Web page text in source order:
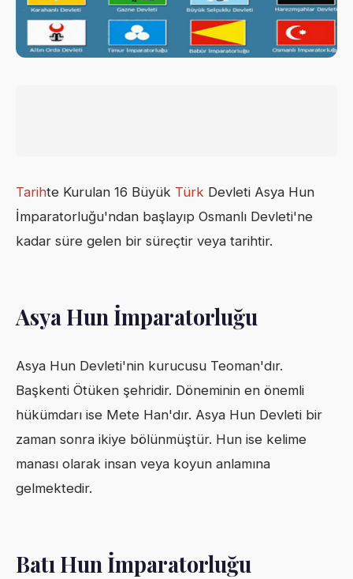
Tarihte Kurulan 16 Büyük Türk Devleti Asya Hun
İmparatorluğu'ndan başlayıp Osmanlı Devleti'ne
kadar süre gelen bir süreçtir veya tarihtir.
Asya Hun İmparatorluğu
Asya Hun Devleti'nin kurucusu Teoman'dır.
Başkenti Ötüken şehridir. Döneminin en önemli
hükümdarı ise Mete Han'dır. Asya Hun Devleti bir
zaman sonra ikiye bölünmüştür. Hun ise kelime
manası olarak insan veya koyun anlamına
gelmektedir.
Batı Hun İmparatorluğu